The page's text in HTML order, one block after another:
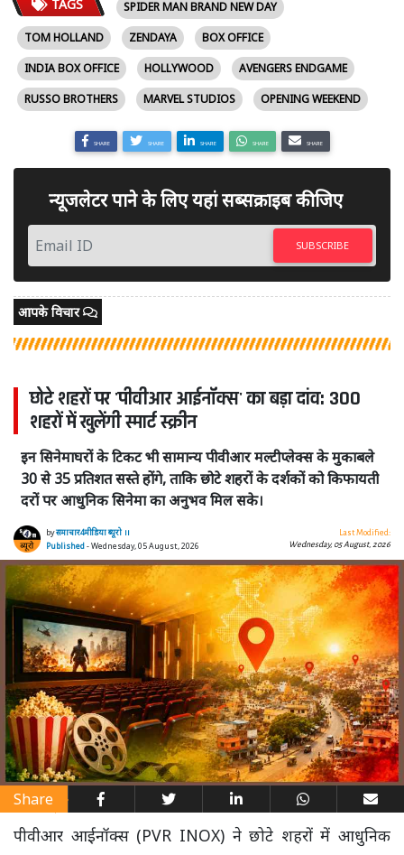
TAGS
SPIDER MAN BRAND NEW DAY
TOM HOLLAND
ZENDAYA
BOX OFFICE
INDIA BOX OFFICE
HOLLYWOOD
AVENGERS ENDGAME
RUSSO BROTHERS
MARVEL STUDIOS OPENING WEEKEND
SHARE SHARE SHARE SHARE SHARE
न्यूजलेटर पाने के लिए यहां सब्सक्राइब कीजिए
SUBSCRIBE
आपके विचार
छोटे शहरों पर 'पीवीआर आईनॉक्स' का बड़ा दांव: 300
शहरों में खुलेंगी स्मार्ट स्क्रीन
इन सिनेमाघरों के टिकट भी सामान्य पीवीआर मल्टीप्लेक्स के मुकाबले
30 से 35 प्रतिशत सस्ते होंगे, ताकि छोटे शहरों के दर्शकों को किफायती
दरों पर आधुनिक सिनेमा का अनुभव मिल सके।
byसमाचार4मीडिया ब्यूरो ।।
Published- Wednesday, 05 August, 2026
Last Modified:
Wednesday, 05 August, 2026
Share
पीवीआर आईनॉक्स (PVR INOX) ने छोटे शहरों में आधुनिक